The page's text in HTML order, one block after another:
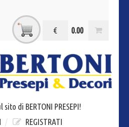
0.00
€
di BERTONI PRESEPI!
/ REGISTRATI